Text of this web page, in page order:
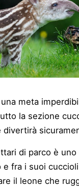
meta
la sezione
divertirà
di parco è
e fra i suoi
il leone che